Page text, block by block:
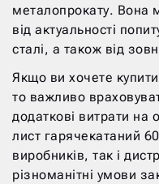
металопрокату. Вона
від актуальності
сталі, а також від
Якщо ви хочете
то важливо
додаткові витрати на
лист гарячекатаний
виробників, так і
різноманітні умови